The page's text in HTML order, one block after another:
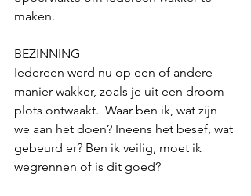
maken.
BEZINNING
Iedereen werd nu op een of andere
manier wakker, zoals je uit een droom
plots ontwaakt.  Waar ben ik, wat zijn
we aan het doen? Ineens het besef, wat
gebeurd er? Ben ik veilig, moet ik
wegrennen of is dit goed?